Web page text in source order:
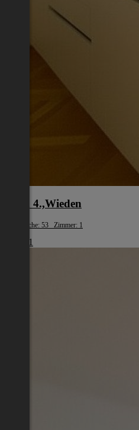
Wien 4.,Wieden
Wohnfläche: 53 Zimmer: 1
€ 1.461